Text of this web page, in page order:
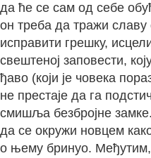
да ће се сам од себе
он треба да тражи
исправити грешку,
свештеној заповести,
ђаво (који је човека
не престаје да га
смишља безбројне
да се окружи новцем
о њему бринуо.